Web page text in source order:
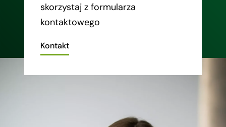
skorzystaj z formularza
kontaktowego
Kontakt